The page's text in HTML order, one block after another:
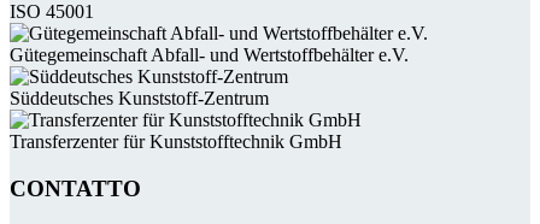
ISO 45001
Güte­gemein­schaft Abfall- und Wert­stoff­behälter e.V.
Süddeutsches Kunststoff-Zentrum
Transferzenter für Kunststoff­technik GmbH
CONTATTO